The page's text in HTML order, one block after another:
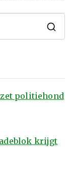
politiehond
krijgt